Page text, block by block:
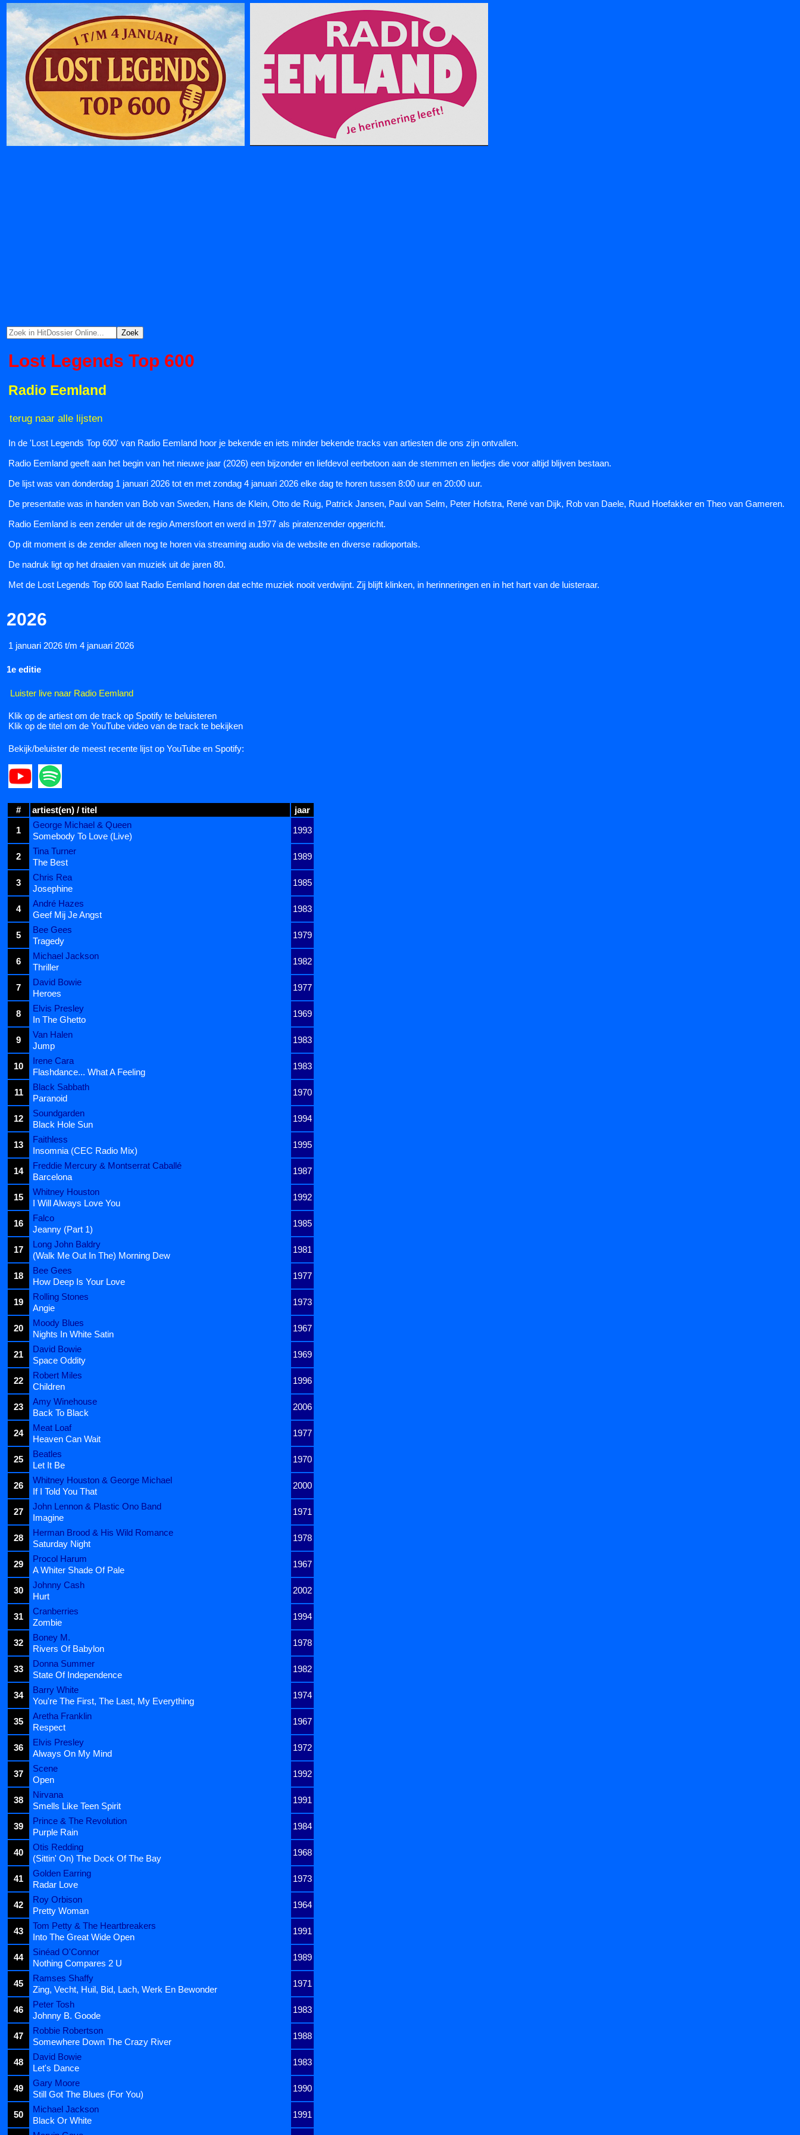
Lost Legends Top 600
Radio Eemland
terug naar alle lijsten
In de 'Lost Legends Top 600' van Radio Eemland hoor je bekende en iets minder bekende tracks van artiesten die ons zijn ontvallen.
Radio Eemland geeft aan het begin van het nieuwe jaar (2026) een bijzonder en liefdevol eerbetoon aan de stemmen en liedjes die voor altijd blijven bestaan.
De lijst was van donderdag 1 januari 2026 tot en met zondag 4 januari 2026 elke dag te horen tussen 8:00 uur en 20:00 uur.
De presentatie was in handen van Bob van Sweden, Hans de Klein, Otto de Ruig, Patrick Jansen, Paul van Selm, Peter Hofstra, René van Dijk, Rob van Daele, Ruud Hoefakker en Theo van Gameren.
Radio Eemland is een zender uit de regio Amersfoort en werd in 1977 als piratenzender opgericht.
Op dit moment is de zender alleen nog te horen via streaming audio via de website en diverse radioportals.
De nadruk ligt op het draaien van muziek uit de jaren 80.
Met de Lost Legends Top 600 laat Radio Eemland horen dat echte muziek nooit verdwijnt. Zij blijft klinken, in herinneringen en in het hart van de luisteraar.
2026
1 januari 2026 t/m 4 januari 2026
1e editie
Luister live naar Radio Eemland
Klik op de artiest om de track op Spotify te beluisteren
Klik op de titel om de YouTube video van de track te bekijken
Bekijk/beluister de meest recente lijst op YouTube en Spotify:
# artiest(en) / titel
jaar
1
George Michael & Queen
1993
Somebody To Love (Live)
2
Tina Turner
1989
The Best
3
Chris Rea
1985
Josephine
4
André Hazes
1983
Geef Mij Je Angst
5
Bee Gees
1979
Tragedy
6
Michael Jackson
1982
Thriller
7
David Bowie
1977
Heroes
8
Elvis Presley
1969
In The Ghetto
9
Van Halen
1983
Jump
10
Irene Cara
1983
Flashdance... What A Feeling
11
Black Sabbath
1970
Paranoid
12
Soundgarden
1994
Black Hole Sun
13
Faithless
1995
Insomnia (CEC Radio Mix)
14
Freddie Mercury & Montserrat Caballé
1987
Barcelona
15
Whitney Houston
1992
I Will Always Love You
16
Falco
1985
Jeanny (Part 1)
17
Long John Baldry
1981
(Walk Me Out In The) Morning Dew
18
Bee Gees
1977
How Deep Is Your Love
19
Rolling Stones
1973
Angie
20
Moody Blues
1967
Nights In White Satin
21
David Bowie
1969
Space Oddity
22
Robert Miles
1996
Children
23
Amy Winehouse
2006
Back To Black
24
Meat Loaf
1977
Heaven Can Wait
25
Beatles
1970
Let It Be
26
Whitney Houston & George Michael
2000
If I Told You That
27
John Lennon & Plastic Ono Band
1971
Imagine
28
Herman Brood & His Wild Romance
1978
Saturday Night
29
Procol Harum
1967
A Whiter Shade Of Pale
30
Johnny Cash
2002
Hurt
31
Cranberries
1994
Zombie
32
Boney M.
1978
Rivers Of Babylon
33
Donna Summer
1982
State Of Independence
34
Barry White
1974
You're The First, The Last, My Everything
35
Aretha Franklin
1967
Respect
36
Elvis Presley
1972
Always On My Mind
37
Scene
1992
Open
38
Nirvana
1991
Smells Like Teen Spirit
39
Prince & The Revolution
1984
Purple Rain
40
Otis Redding
1968
(Sittin' On) The Dock Of The Bay
41
Golden Earring
1973
Radar Love
42
Roy Orbison
1964
Pretty Woman
43
Tom Petty & The Heartbreakers
1991
Into The Great Wide Open
44
Sinéad O'Connor
1989
Nothing Compares 2 U
45
Ramses Shaffy
1971
Zing, Vecht, Huil, Bid, Lach, Werk En Bewonder
46
Peter Tosh
1983
Johnny B. Goode
47
Robbie Robertson
1988
Somewhere Down The Crazy River
48
David Bowie
1983
Let's Dance
49
Gary Moore
1990
Still Got The Blues (For You)
50
Michael Jackson
1991
Black Or White